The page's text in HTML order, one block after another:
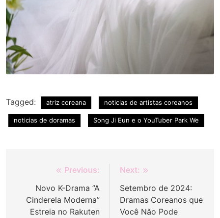
Tagged: atriz coreana noticias de artistas coreanos
noticias de doramas Song Ji Eun e o YouTuber Park We
Navegação
Post
Previous:
Novo K-Drama ”A
Cinderela Moderna”
Estreia no Rakuten
Next:
Setembro de 2024:
Dramas Coreanos que
Você Não Pode